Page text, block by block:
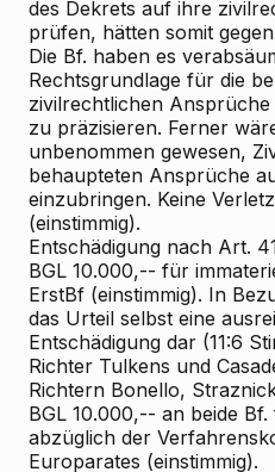
des Dekrets auf ihre
prüfen, hätten somit
Die Bf. haben es
Rechtsgrundlage für die
zivilrechtlichen
zu präzisieren. Ferner
unbenommen gewesen,
behaupteten Ansprüche
einzubringen. Keine
(einstimmig).
Entschädigung nach Art.
BGL 10.000,-- für
ErstBf (einstimmig). In
das Urteil selbst eine
Entschädigung dar (11:6
Richter Tulkens und
Richtern Bonello,
BGL 10.000,-- an beide
abzüglich der
Europarates (einstimmig).